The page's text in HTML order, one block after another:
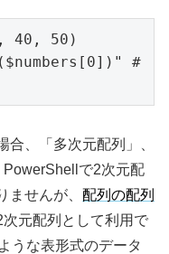
40, 50)
#
合、「多次元配列」、
で2次元配
ませんが、 配列の配列
元配列として利用で
うな表形式のデータ